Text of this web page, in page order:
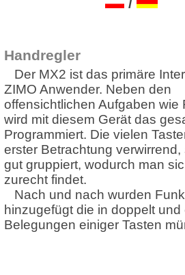
/
Handregler
Der MX2 ist das primäre
ZIMO Anwender. Neben den
offensichtlichen Aufgaben wie
wird mit diesem Gerät das
Programmiert. Die vielen
erster Betrachtung verwirrend,
gut gruppiert, wodurch man
zurecht findet.
Nach und nach wurden
hinzugefügt die in doppelt und
Belegungen einiger Tasten